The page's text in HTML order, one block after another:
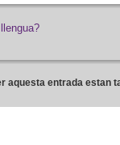
aquesta entrada estan